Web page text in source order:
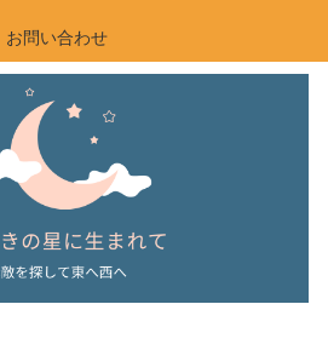
お問い合わせ